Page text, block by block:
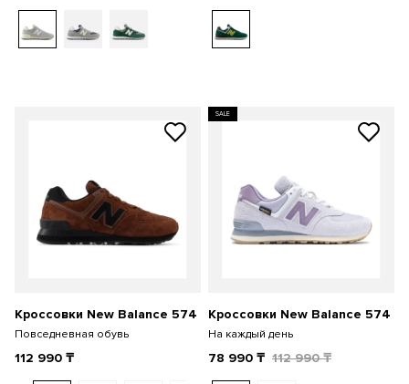
Кроссовки New Balance 574
Повседневная обувь
112 990 ₸
SALE
Кроссовки New Balance 574
На каждый день
78 990 ₸ 112 990₸